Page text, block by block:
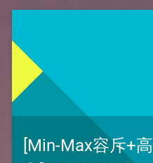
[Min-Max容斥+